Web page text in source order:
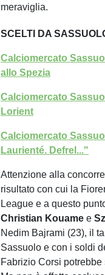
meraviglia.
SCELTI DA
Calciomercato
allo Spezia
Calciomercato
Lorient
Calciomercato
Laurienté. Defrel..."
Attenzione alla
risultato con cui la
League e a questo
Christian Kouame e
Nedim Bajrami (23), il
Sassuolo e con i soldi
Fabrizio Corsi